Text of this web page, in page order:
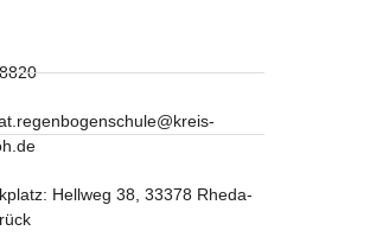
Hellweg 38, 33378 Rheda-